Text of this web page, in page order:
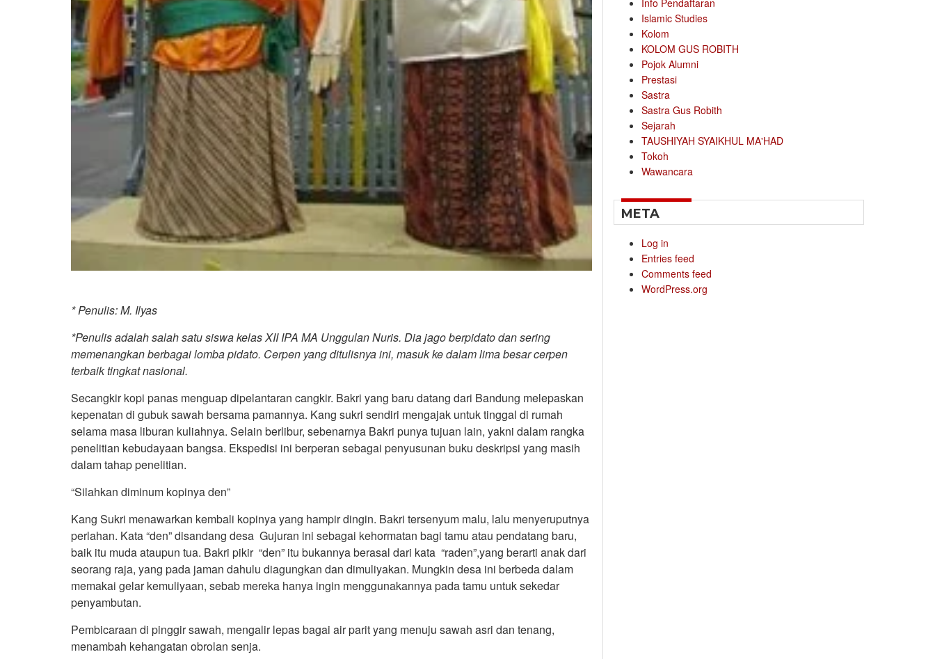
* Penulis: M. Ilyas
*Penulis adalah salah satu siswa kelas XII IPA MA Unggulan Nuris. Dia jago berpidato dan sering
memenangkan berbagai lomba pidato. Cerpen yang ditulisnya ini, masuk ke dalam lima besar cerpen
terbaik tingkat nasional.
Secangkir kopi panas menguap dipelantaran cangkir. Bakri yang baru datang dari Bandung melepaskan
kepenatan di gubuk sawah bersama pamannya. Kang sukri sendiri mengajak untuk tinggal di rumah
selama masa liburan kuliahnya. Selain berlibur, sebenarnya Bakri punya tujuan lain, yakni dalam rangka
penelitian kebudayaan bangsa. Ekspedisi ini berperan sebagai penyusunan buku deskripsi yang masih
dalam tahap penelitian.
“Silahkan diminum kopinya den”
Kang Sukri menawarkan kembali kopinya yang hampir dingin. Bakri tersenyum malu, lalu menyeruputnya
perlahan. Kata “den” disandang desa Gujuran ini sebagai kehormatan bagi tamu atau pendatang baru,
baik itu muda ataupun tua. Bakri pikir “den” itu bukannya berasal dari kata “raden”,yang berarti anak dari
seorang raja, yang pada jaman dahulu diagungkan dan dimuliyakan. Mungkin desa ini berbeda dalam
memakai gelar kemuliyaan, sebab mereka hanya ingin menggunakannya pada tamu untuk sekedar
penyambutan.
Pembicaraan di pinggir sawah, mengalir lepas bagai air parit yang menuju sawah asri dan tenang,
menambah kehangatan obrolan senja.
Info Pendaftaran
Islamic Studies
Kolom
KOLOM GUS ROBITH
Pojok Alumni
Prestasi
Sastra
Sastra Gus Robith
Sejarah
TAUSHIYAH SYAIKHUL MA'HAD
Tokoh
Wawancara
META
Log in
Entries feed
Comments feed
WordPress.org